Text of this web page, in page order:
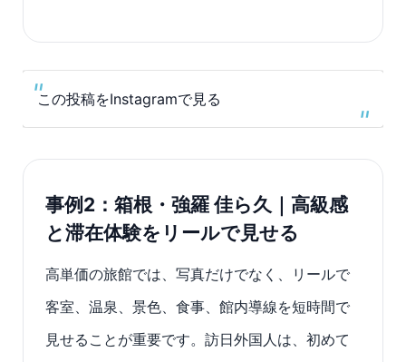
この投稿をInstagramで見る
事例2：箱根・強羅 佳ら久｜高級感
と滞在体験をリールで見せる
高単価の旅館では、写真だけでなく、リールで
客室、温泉、景色、食事、館内導線を短時間で
見せることが重要です。訪日外国人は、初めて